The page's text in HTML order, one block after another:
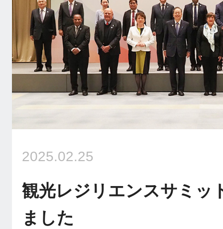
2025.02.25
観光レジリエンスサミッ
ました